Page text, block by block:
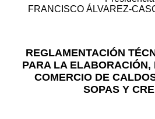
FRANCISCO ÁLVAREZ-
REGLAMENTACIÓN
PARA LA ELABORACIÓN,
COMERCIO DE
SOPAS Y